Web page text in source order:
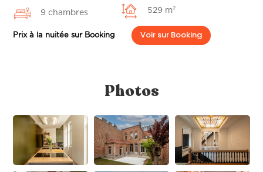
9 chambres 529 m²
Prix à la nuitée sur Booking Voir sur Booking
Photos